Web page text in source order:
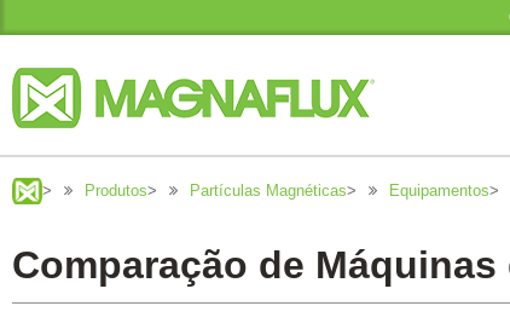
> Produtos> Partículas Magnéticas> Equipamentos>
Comparação de